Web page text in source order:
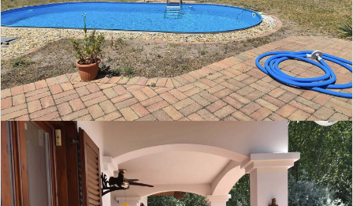
Zentralheizung
Balkon
Terrasse
Garten